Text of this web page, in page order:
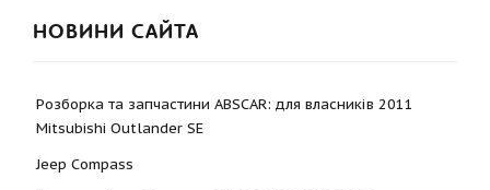
НОВИНИ САЙТА
Розборка та запчастини ABSCAR: для власників 2011
Mitsubishi Outlander SE
Jeep Compass